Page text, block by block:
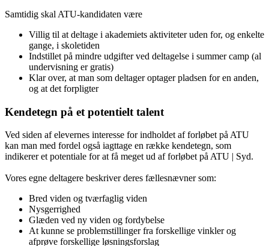
Samtidig skal ATU-kandidaten være
Villig til at deltage i akademiets aktiviteter uden for, og enkelte
gange, i skoletiden
Indstillet på mindre udgifter ved deltagelse i summer camp (al
undervisning er gratis)
Klar over, at man som deltager optager pladsen for en anden,
og at det forpligter
Kendetegn på et potentielt talent
Ved siden af elevernes interesse for indholdet af forløbet på ATU
kan man med fordel også iagttage en række kendetegn, som
indikerer et potentiale for at få meget ud af forløbet på ATU | Syd.
Vores egne deltagere beskriver deres fællesnævner som:
Bred viden og tværfaglig viden
Nysgerrighed
Glæden ved ny viden og fordybelse
At kunne se problemstillinger fra forskellige vinkler og
afprøve forskellige løsningsforslag